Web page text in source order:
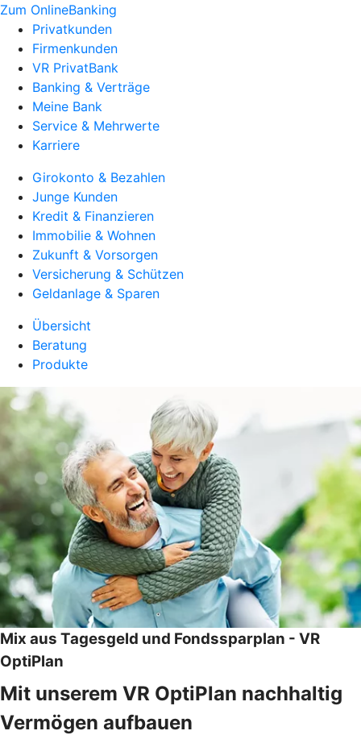
Zum OnlineBanking
Privatkunden
Firmenkunden
VR PrivatBank
Banking & Verträge
Meine Bank
Service & Mehrwerte
Karriere
Girokonto & Bezahlen
Junge Kunden
Kredit & Finanzieren
Immobilie & Wohnen
Zukunft & Vorsorgen
Versicherung & Schützen
Geldanlage & Sparen
Übersicht
Beratung
Produkte
Mix aus Tagesgeld und Fondssparplan - VR
OptiPlan
Mit unserem VR OptiPlan nachhaltig
Vermögen aufbauen